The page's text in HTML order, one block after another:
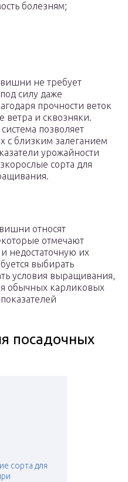
болезням;
не требует
силу даже
прочности веток
ветра и сквозняки.
позволяет
с близким залеганием
урожайности
сорта для
относят
отмечают
и недостаточную их
выбирать
условия выращивания,
обычных карликовых
посадочных
сорта для